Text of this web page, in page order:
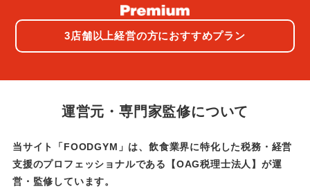
3店舗以上経営の方におすすめプラン
運営元・専門家監修について
当サイト「FOODGYM」は、飲食業界に特化した税務・経営
支援のプロフェッショナルである
【OAG税理士法人】が運
営・監修しています。